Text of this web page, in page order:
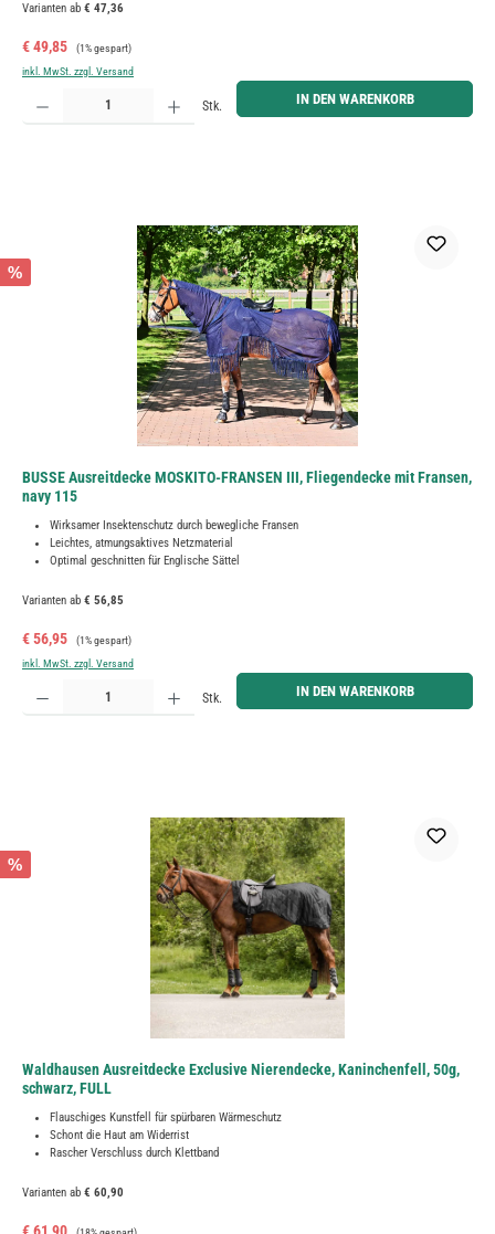
Varianten ab € 47,36
Verkaufspreis:
€ 49,85 Regulärer Preis:
(1% gespart)
inkl. MwSt. zzgl. Versand
Produkt Anzahl: Gib den gewünschten Wert ein oder benutze die Schaltflächen um die Anzahl zu
Stk. IN DEN WARENKORB
%
BUSSE Ausreitdecke MOSKITO-FRANSEN III, Fliegendecke mit Fransen,
navy 115
Wirksamer Insektenschutz durch bewegliche Fransen
Leichtes, atmungsaktives Netzmaterial
Optimal geschnitten für Englische Sättel
Varianten ab € 56,85
Verkaufspreis:
€ 56,95 Regulärer Preis:
(1% gespart)
inkl. MwSt. zzgl. Versand
Produkt Anzahl: Gib den gewünschten Wert ein oder benutze die Schaltflächen um die Anzahl zu
Stk. IN DEN WARENKORB
%
Waldhausen Ausreitdecke Exclusive Nierendecke, Kaninchenfell, 50g,
schwarz, FULL
Flauschiges Kunstfell für spürbaren Wärmeschutz
Schont die Haut am Widerrist
Rascher Verschluss durch Klettband
Varianten ab € 60,90
Verkaufspreis:Regulärer Preis: